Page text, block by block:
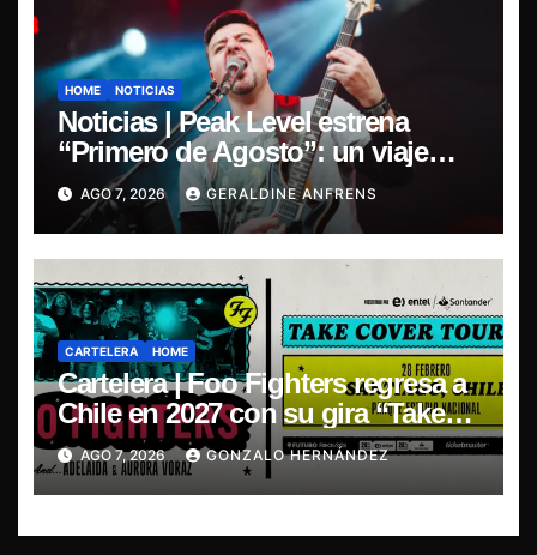
HOME NOTICIAS
Noticias | Peak Level estrena
“Primero de Agosto”: un viaje
sonoro por el duelo y la memoria.
AGO 7, 2026 GERALDINE ANFRENS
CARTELERA HOME
Cartelera | Foo Fighters regresa a
Chile en 2027 con su gira “Take
Cover Tour 2027”
AGO 7, 2026 GONZALO HERNÁNDEZ